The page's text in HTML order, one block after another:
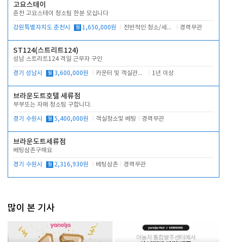
고요스테이
춘천 고요스테이 청소팀 한분 모십니다
강원특별자치도 춘천시 월 1,650,000원 전반적인 청소/세탁업무 경력무관
ST124(스트리트124)
성남 스트리트124 격일 근무자 구인
경기 성남시 월 3,600,000원 카운터 및 객실관리 전반 1년 이상
브라운도트호텔 세류점
부부또는 자매 청소팀 구합니다.
경기 수원시 월 5,400,000원 객실청소및 베팅 경력무관
브라운도트세류점
베팅삼촌구해요
경기 수원시 월 2,316,930원 베팅삼촌 경력무관
많이 본 기사